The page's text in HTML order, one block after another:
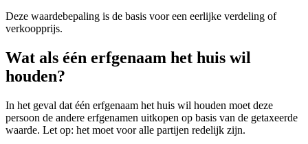
Deze waardebepaling is de basis voor een eerlijke verdeling of
verkoopprijs.
Wat als één erfgenaam het huis wil
houden?
In het geval dat één erfgenaam het huis wil houden moet deze
persoon de andere erfgenamen uitkopen op basis van de getaxeerde
waarde. Let op: het moet voor alle partijen redelijk zijn.